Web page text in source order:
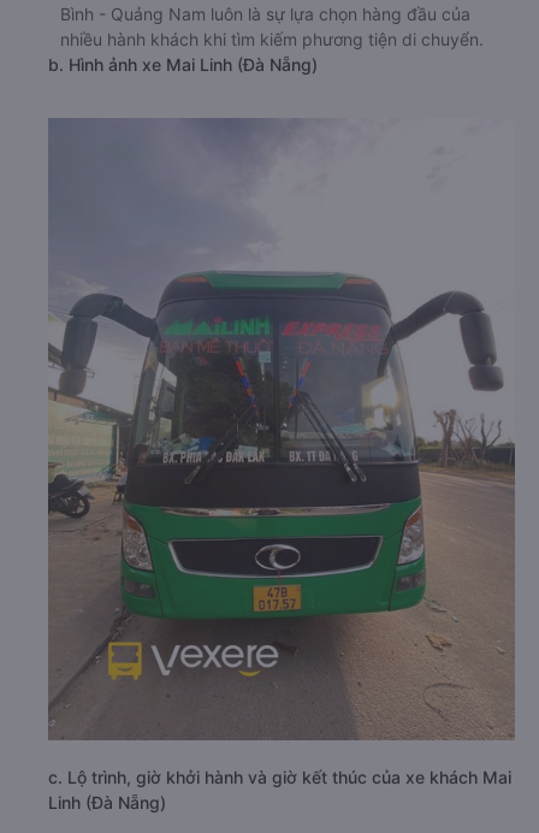
Bình - Quảng Nam luôn là sự lựa chọn hàng đầu của
nhiều hành khách khi tìm kiếm phương tiện di chuyển.
b. Hình ảnh xe Mai Linh (Đà Nẵng)
c. Lộ trình, giờ khởi hành và giờ kết thúc của xe khách Mai
Linh (Đà Nẵng)